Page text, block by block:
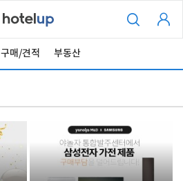
구매/견적 부동산